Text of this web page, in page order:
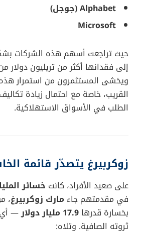
Alphabet (جوجل)
Microsoft
حيث تراجعت أسهم هذه الشركات
إلى فقدانها أكثر من تريليون دولار
ويخشى المستثمرون من استمرار
القريب، خاصة مع احتمال زيادة
الطلب في الأسواق الاستهلاكية.
زوكربيرغ يتصدّر قائمة
على صعيد الأفراد، كانت خسائر
في مقدمتهم جاء مارك زوكربيرغ
بخسارة قدرها 17.9 مليار دولار
ثروته الصافية. وتلاه: